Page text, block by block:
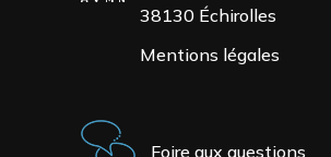
38130 Échirolles
Mentions légales
Foire aux questions